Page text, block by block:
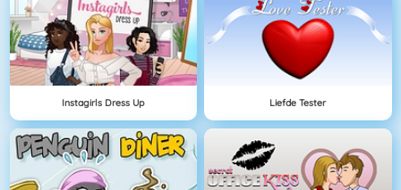
Instagirls Dress Up Liefde Tester